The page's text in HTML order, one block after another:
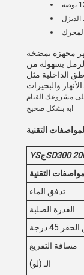
الديزل
المحرك
مجهزة بمضخة
بسهولة من
الداخلية مثل
مشروعك القيام
به بشكل صحيح!
المواصفات التقنية
YSجSD300
التقنية
تدفق الماء
القدرة الصلبة
45 درجة
مسافة التفريغ
الـ (لو)